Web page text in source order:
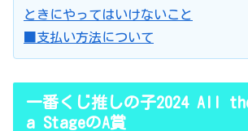
ときにやってはいけないこと
■支払い方法について
一番くじ推しの子2024 All
a StageのA賞